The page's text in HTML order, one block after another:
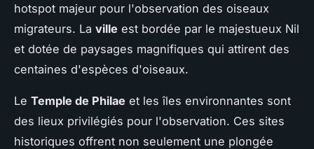
hotspot majeur pour l'observation des oiseaux
migrateurs. La ville est bordée par le majestueux Nil
et dotée de paysages magnifiques qui attirent des
centaines d'espèces d'oiseaux.
Le Temple de Philae et les îles environnantes sont
des lieux privilégiés pour l'observation. Ces sites
historiques offrent non seulement une plongée